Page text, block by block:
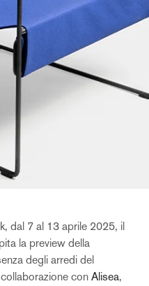
dal 7 al 13 aprile 2025, il
la preview della
degli arredi del
con Alisea,